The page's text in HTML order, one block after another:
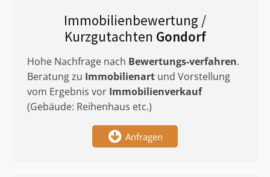
Immobilienbewertung /
Kurzgutachten Gondorf
Hohe Nachfrage nach Bewertungs-verfahren.
Beratung zu Immobilienart und Vorstellung
vom Ergebnis vor Immobilienverkauf
(Gebäude: Reihenhaus etc.)
Anfragen